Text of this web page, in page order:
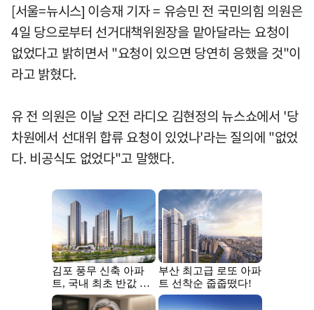
[서울=뉴시스] 이승재 기자 = 유승민 전 국민의힘 의원은
4일 당으로부터 선거대책위원장을 맡아달라는 요청이
없었다고 밝히면서 "요청이 있으면 당연히 응했을 것"이
라고 밝혔다.
유 전 의원은 이날 오전 라디오 김현정의 뉴스쇼에서 '당
차원에서 선대위 합류 요청이 있었나'라는 질의에 "없었
다. 비공식도 없었다"고 말했다.